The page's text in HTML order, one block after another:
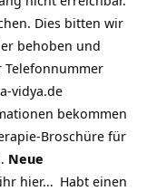
Dies bitten wir
behoben und
vidya.de
bekommen
Broschüre für
Neue
hier… Habt einen